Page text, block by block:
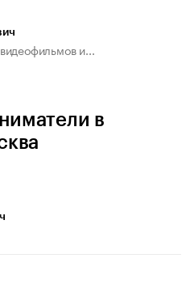
и...
в